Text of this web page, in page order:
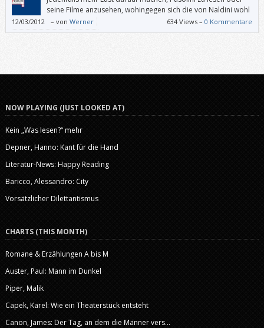
seine Filme anzusehen, wohingegen sich die von Naldini wohl
eher für Pasolini-Kenner eignet, die ihr Wissen vertiefen
wollen.
12/03/2012 – von Werner 634 Views –0 Kommentare
NOW PLAYING (JUST LOOKED AT)
Kein „Was lesen?“ mehr
Depner, Hanno: Kant für die Hand
Literatur-News: Happy Reading
Baricco, Alessandro: City
Vorsätzlicher Dilettantismus
CHARTS (THIS MONTH)
Romane & Erzählungen A bis M
Auster, Paul: Mann im Dunkel
Piper, Malik
Capek, Karel: Wie ein Theaterstück entsteht
Canon, James: Der Tag, an dem die Männer vers...